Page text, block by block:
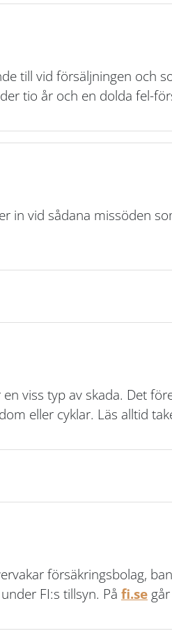
till vid försäljningen och
tio år och en dolda fel-
in vid sådana missöden
viss typ av skada. Det
eller cyklar. Läs alltid
försäkringsbolag,
FI:s tillsyn. På fi.se